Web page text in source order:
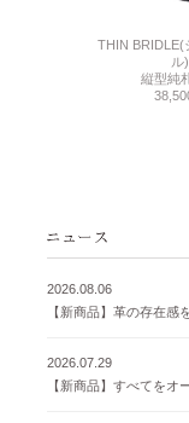
THIN BRIDLE(
ル)
縦型純
2026.08.06
【新商品】革の存在
2026.07.29